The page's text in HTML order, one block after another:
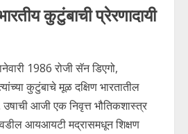
कुटुंबाची प्रेरणादायी
1986 रोजी सॅन डिएगो,
कुटुंबाचे मूळ दक्षिण भारतातील
आजी एक निवृत्त भौतिकशास्त्र
आयआयटी मद्रासमधून शिक्षण